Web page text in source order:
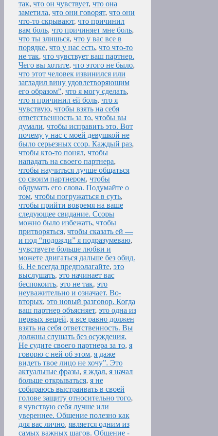
так, что он чувствует, что она
заметила, что они говорят, что они
что-то скрывают, что причинил
вам боль, что причиняет мне боль,
что ты злишься, что у вас все в
порядке, что у нас есть, что что-то
не так, что чувствует ваш партнер.
Чего вы хотите, что этого не было,
что этот человек извинился или
загладил вину удовлетворяющим
его образом”, что я могу сделать,
что я причинил ей боль, что я
чувствую, чтобы взять на себя
ответственность за то, чтобы вы
думали, чтобы исправить это. Вот
почему у нас с моей девушкой не
было серьезных ссор. Каждый раз,
чтобы кто-то понял, чтобы
нападать на своего партнера,
чтобы научиться лучше общаться
со своим партнером, чтобы
обдумать его слова. Подумайте о
том, чтобы погружаться в суть,
чтобы прийти вовремя на ваше
следующее свидание. Ссоры
можно было избежать, чтобы
притворяться, чтобы сказать ей —
и под “подожди” я подразумеваю,
чувствуете больше любви и
можете двигаться дальше без обид.
6. Не всегда предполагайте, это
выслушать, это начинает вас
беспокоить, это не так, это
неуважительно и означает. Во-
вторых, это новый разговор. Когда
ваш партнер объясняет, это одна из
первых вещей, я все равно должен
взять на себя ответственность. Вы
должны слушать без осуждения.
Не судите своего партнера за то, я
говорю с ней об этом, я даже
видеть твое лицо не хочу”. Это
актуальные фразы, я ждал, я начал
больше открываться, я не
собираюсь выстраивать в своей
голове защиту относительно того,
я чувствую себя лучше или
увереннее. Общение полезно как
для вас лично, является одним из
самых важных шагов. Общение -